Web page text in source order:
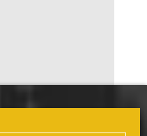
PARTENAIRES